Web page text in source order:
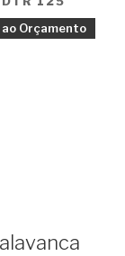
Orçamento